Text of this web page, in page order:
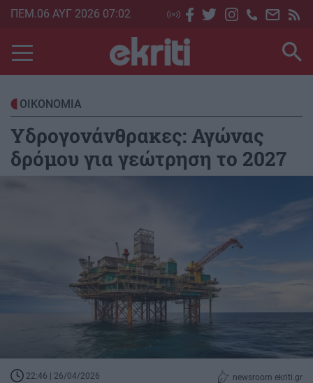
Skip
main
content
ΠΕΜ.06 ΑΥΓ 2026 07:02
ΟΙΚΟΝΟΜΙΑ
Υδρογονάνθρακες: Αγώνας
δρόμου για γεώτρηση το 2027
22:46 | 26/04/2026 newsroom ekriti.gr